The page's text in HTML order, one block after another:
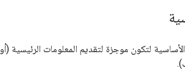
لتكون موجزة لتقديم المعلومات